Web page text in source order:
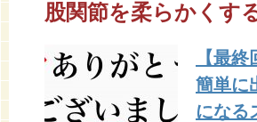
股関節を柔らかくす
【最
簡単に
になる